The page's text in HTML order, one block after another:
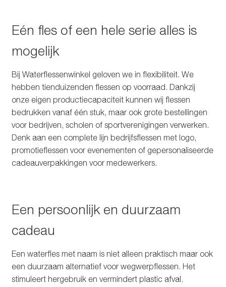
Eén fles of een hele serie alles is
mogelijk
Bij Waterflessenwinkel geloven we in flexibiliteit. We
hebben tienduizenden flessen op voorraad. Dankzij
onze eigen productiecapaciteit kunnen wij flessen
bedrukken vanaf één stuk, maar ook grote bestellingen
voor bedrijven, scholen of sportverenigingen verwerken.
Denk aan een complete lijn bedrijfsflessen met logo,
promotieflessen voor evenementen of gepersonaliseerde
cadeauverpakkingen voor medewerkers.
Een persoonlijk en duurzaam
cadeau
Een waterfles met naam is niet alleen praktisch maar ook
een duurzaam alternatief voor wegwerpflessen. Het
stimuleert hergebruik en vermindert plastic afval.